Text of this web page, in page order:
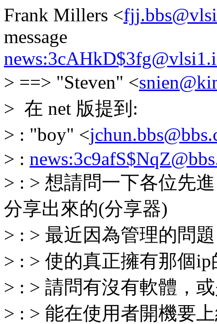
Frank Millers <
message
> ==> "Steven" <
> 在 net 版提到:
> : "boy" <
> :
> : > 想請問一下各位先
分享出來的(分享器)
> : > 最近因為管理的問
> : > 使的真正擁有那個
> : > 請問有沒有軟體，
> : > 能在使用者開機要